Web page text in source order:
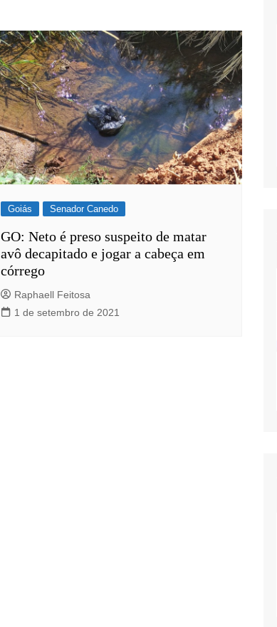
Goiás Senador Canedo
GO: Neto é preso suspeito de matar
avô decapitado e jogar a cabeça em
córrego
Raphaell Feitosa
1 de setembro de 2021